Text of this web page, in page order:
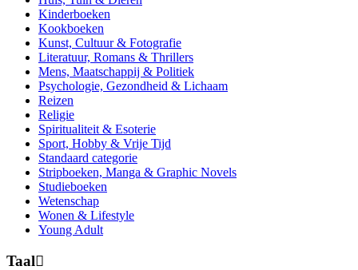
Kinderboeken
Kookboeken
Kunst, Cultuur & Fotografie
Literatuur, Romans & Thrillers
Mens, Maatschappij & Politiek
Psychologie, Gezondheid & Lichaam
Reizen
Religie
Spiritualiteit & Esoterie
Sport, Hobby & Vrije Tijd
Standaard categorie
Stripboeken, Manga & Graphic Novels
Studieboeken
Wetenschap
Wonen & Lifestyle
Young Adult
Taal